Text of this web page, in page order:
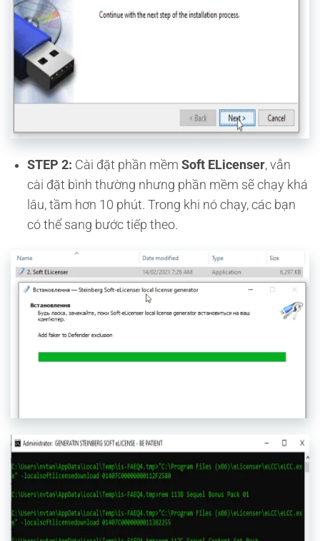
STEP 2: Cài đặt phần mềm Soft ELicenser, vẫn
cài đặt bình thường nhưng phần mềm sẽ chạy khá
lâu, tầm hơn 10 phút. Trong khi nó chạy, các bạn
có thể sang bước tiếp theo.